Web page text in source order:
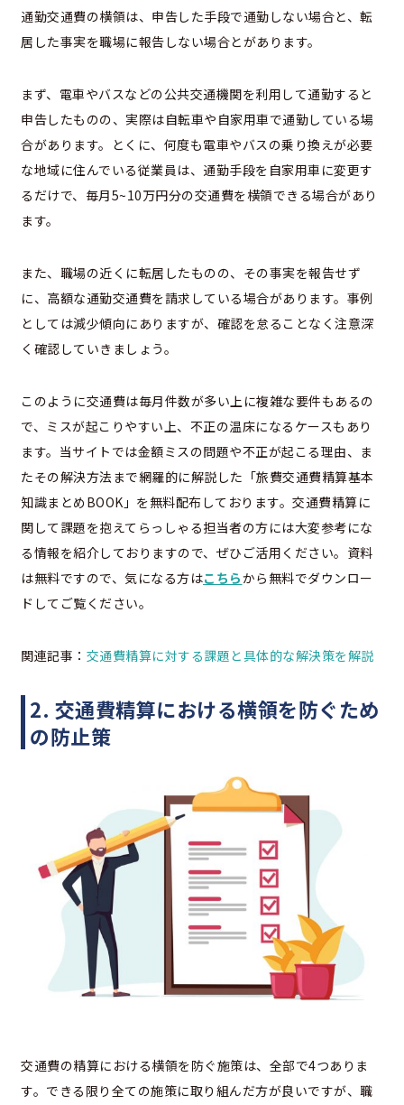
通勤交通費の横領は、申告した手段で通勤しない場合と、転
居した事実を職場に報告しない場合とがあります。
まず、電車やバスなどの公共交通機関を利用して通勤すると
申告したものの、実際は自転車や自家用車で通勤している場
合があります。とくに、何度も電車やバスの乗り換えが必要
な地域に住んでいる従業員は、通勤手段を自家用車に変更す
るだけで、毎月5~10万円分の交通費を横領できる場合があり
ます。
また、職場の近くに転居したものの、その事実を報告せず
に、高額な通勤交通費を請求している場合があります。事例
としては減少傾向にありますが、確認を怠ることなく注意深
く確認していきましょう。
このように交通費は毎月件数が多い上に複雑な要件もあるの
で、ミスが起こりやすい上、不正の温床になるケースもあり
ます。当サイトでは金額ミスの問題や不正が起こる理由、ま
たその解決方法まで網羅的に解説した「旅費交通費精算基本
知識まとめBOOK」を無料配布しております。交通費精算に
関して課題を抱えてらっしゃる担当者の方には大変参考にな
る情報を紹介しておりますので、ぜひご活用ください。資料
は無料ですので、気になる方はこちらから無料でダウンロー
ドしてご覧ください。
関連記事： 交通費精算に対する課題と具体的な解決策を解説
2. 交通費精算における横領を防ぐため
の防止策
交通費の精算における横領を防ぐ施策は、全部で4つありま
す。できる限り全ての施策に取り組んだ方が良いですが、職